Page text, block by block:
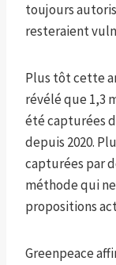
toujours
resteraient
Plus tôt cette
révélé que 1,3
été capturées
depuis 2020.
capturées par
méthode qui
propositions
Greenpeace